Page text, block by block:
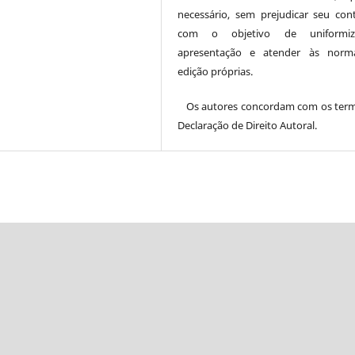
necessário, sem prejudicar seu
com o objetivo de
apresentação e atender às
edição próprias.
Os autores concordam com os
Declaração de Direito Autoral.